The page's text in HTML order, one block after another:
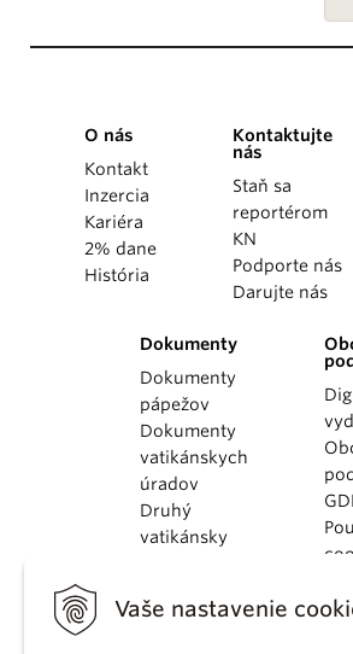
Vaše nastavenie
O nás
Kontakt
Inzercia
Kariéra
2% dane
História
Kontaktujte
nás
Staň sa
reportérom
KN
Podporte nás
Darujte nás
Dokumenty
Dokumenty
pápežov
Dokumenty
vatikánskych
úradov
Druhý
vatikánsky
KBS